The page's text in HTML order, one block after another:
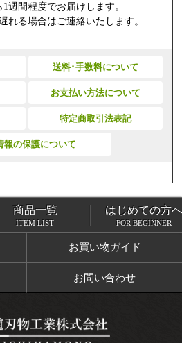
週間程度でお届けします。
る場合はご連絡いたします。
送料･手数料について
お支払い方法について
特定商取引法表記
報の保護について
商品一覧
お買い物ガイド
お問い合わせ
商品一覧
ITEM LIST
はじめての方へ
FOR BEGINNER